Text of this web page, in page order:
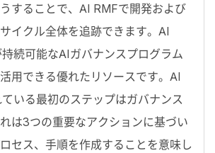
することで、AI RMFで開発および
イクル全体を追跡できます。AI
続可能なAIガバナンスプログラム
用できる優れたリソースです。AI
いる最初のステップはガバナンス
は3つの重要なアクションに基づい
セス、手順を作成することを意味し